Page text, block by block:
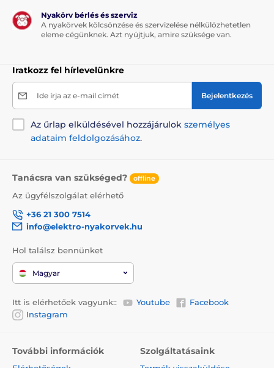
A csomag tartalma:
Vevőegység
Adókészülék
Tesztlámpa
CR2 3V elem
Elektródák 17 mm
Zsinór a nyakba akasztáshoz
Műanyag aktatáska
Megjegyzés: A kép csak illusztráció.
A műszaki specifikációk előzetes értesítés nélkül
változhatnak. A képek csak illusztrációk.
A termék a következő kategóriákba sorolt
Nyakörv bérlés és szerviz
A nyakörvek kölcsönzése és szervizelése nélkülözhetetlen
eleme cégünknek. Azt nyújtjuk, amire szüksége van.
Iratkozz fel hírlevelünkre
Ide írja az e-mail címét Bejelentkezés
Az űrlap elküldésével hozzájárulok személyes
adataim feldolgozásához.
Tanácsra van szükséged? offline
Az ügyfélszolgálat elérhető
+36 21 300 7514
info@elektro-nyakorvek.hu
Hol találsz bennünket
Magyar
Itt is elérhetőek vagyunk:: Youtube
Facebook
Instagram
További információk Szolgáltatásaink